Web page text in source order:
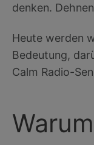
denken.
Heute werden
Bedeutung,
Calm Radio-